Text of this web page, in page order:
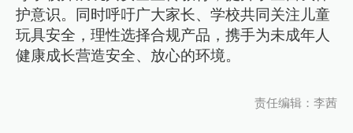
护意识。同时呼吁广大家长、学校共同关注儿童
玩具安全，理性选择合规产品，携手为未成年人
健康成长营造安全、放心的环境。
责任编辑：李茜